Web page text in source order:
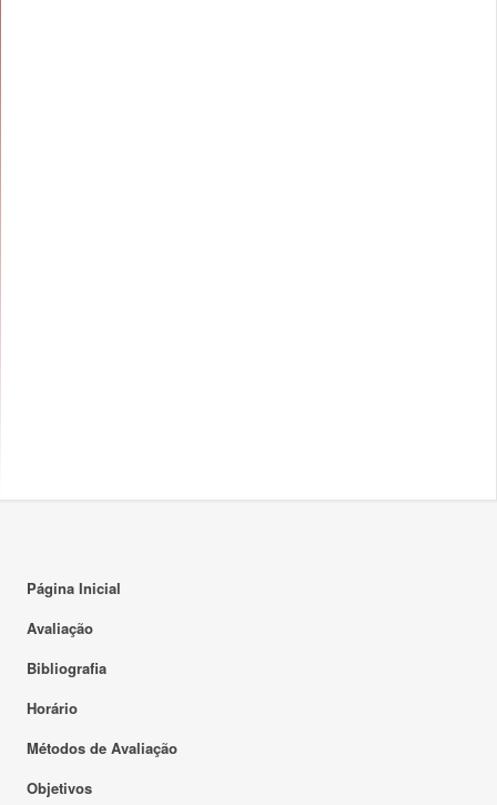
Página Inicial
Avaliação
Bibliografia
Horário
Métodos de Avaliação
Objetivos